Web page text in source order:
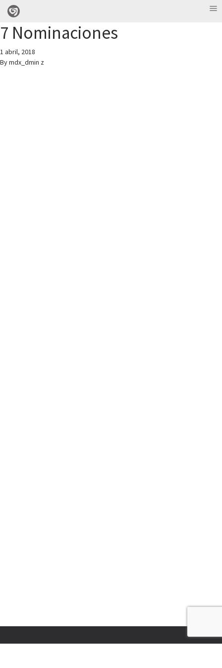
7 Nominaciones
1 abril, 2018
Bymdx_dmin z